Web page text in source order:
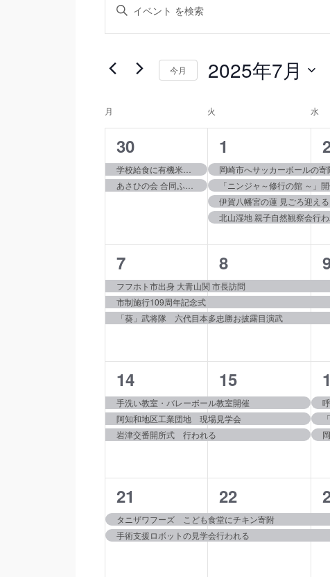
イ
ト
を
索
し
ナ
ゲ
ー
ョ
ン
を
ワ
ド
今月 2025年7月
付
イ
ベ
ン
レ
ン
ー
月 火 水
2
イ
ベ
ト,
30
4
イ
ベ
ン
ト,
1
岡崎市へサッカーボールの寄
「ニンジャ～修行の館 ～」
伊賀八幡宮の蓮 見ごろ迎える
北山湿地 親子自然観察会行
4
3
イ
ベ
ト,
7
フフホト市出身 大青山関 市長訪問
市制施行109周年記念式
「葵」武将隊 六代目本多忠勝お披露目演武
3
イ
ベ
ト,
8
3
3
イ
ベ
ト,
14
手洗い教室・バレーボール教室開催
阿知和地区工業団地 現場見学会
岩津交番開所式 行われる
3
イ
ベ
ト,
15
3
2
イ
ベ
21
タニザワフーズ こども食堂にチキン寄附
手術支援ロボットの見学会行われる
2
イ
ベ
22
2